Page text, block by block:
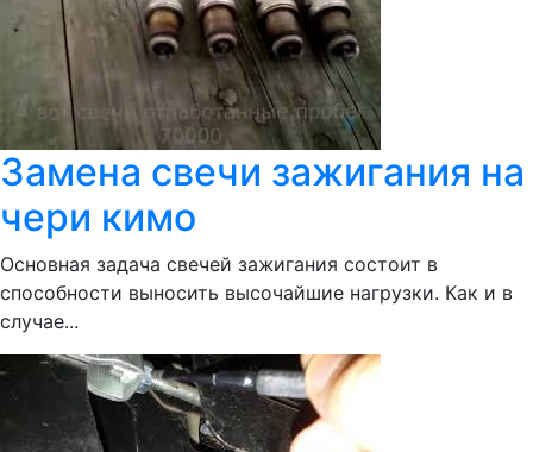
Замена свечи зажигания на
чери кимо
Основная задача свечей зажигания состоит в
способности выносить высочайшие нагрузки. Как и в
случае...